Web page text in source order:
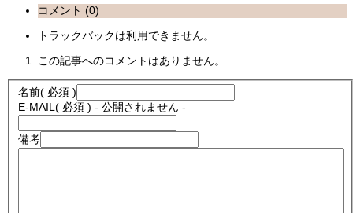
コメント (0)
トラックバックは利用できません。
この記事へのコメントはありません。
名前( 必須 )
E-MAIL( 必須 ) - 公開されません -
備考